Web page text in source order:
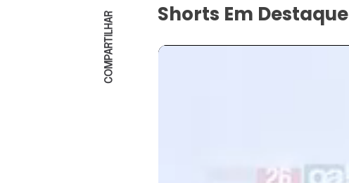
COMPARTILHAR Shorts Em Destaque